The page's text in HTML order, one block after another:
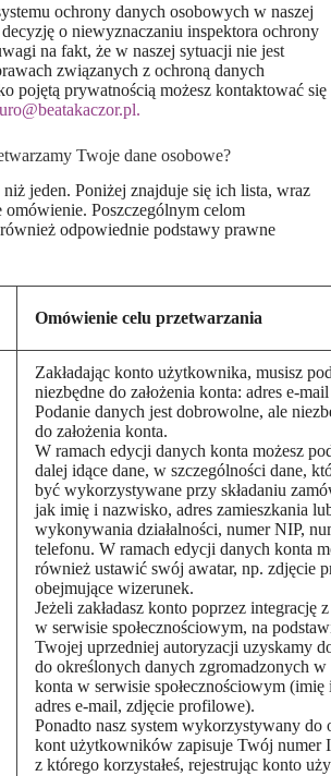
ochrony danych osobowych w naszej
o niewyznaczaniu inspektora ochrony
na fakt, że w naszej sytuacji nie jest
związanych z ochroną danych
pojętą prywatnością możesz kontaktować się
Twoje dane osobowe?
jeden. Poniżej znajduje się ich lista, wraz
omówienie. Poszczególnym celom
odpowiednie podstawy prawne
Omówienie celu przetwarzania
Zakładając konto użytkownika, musisz
niezbędne do założenia konta: adres e-mail
Podanie danych jest dobrowolne, ale
do założenia konta.
W ramach edycji danych konta możesz
dalej idące dane, w szczególności dane,
być wykorzystywane przy składaniu
jak imię i nazwisko, adres zamieszkania
wykonywania działalności, numer NIP,
telefonu. W ramach edycji danych konta
również ustawić swój awatar, np. zdjęcie
obejmujące wizerunek.
Jeżeli zakładasz konto poprzez integrację
w serwisie społecznościowym, na
Twojej uprzedniej autoryzacji uzyskamy
do określonych danych zgromadzonych w
konta w serwisie społecznościowym
adres e-mail, zdjęcie profilowe).
Ponadto nasz system wykorzystywany do
kont użytkowników zapisuje Twój numer
z którego korzystałeś, rejestrując konto